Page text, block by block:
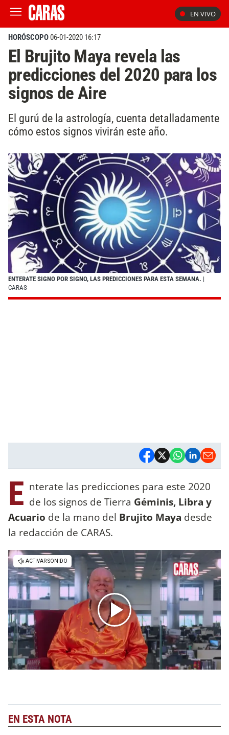
EN VIVO
HORÓSCOPO06-01-2020 16:17
El Brujito Maya revela las
predicciones del 2020 para los
signos de Aire
El gurú de la astrología, cuenta detalladamente
cómo estos signos vivirán este año.
ENTERATE SIGNO POR SIGNO, LAS PREDICCIONES PARA ESTA SEMANA. |
CARAS
E nterate las predicciones para este 2020
de los signos de Tierra Géminis, Libra y
Acuario de la mano del Brujito Maya desde
la redacción de CARAS.
EN ESTA NOTA